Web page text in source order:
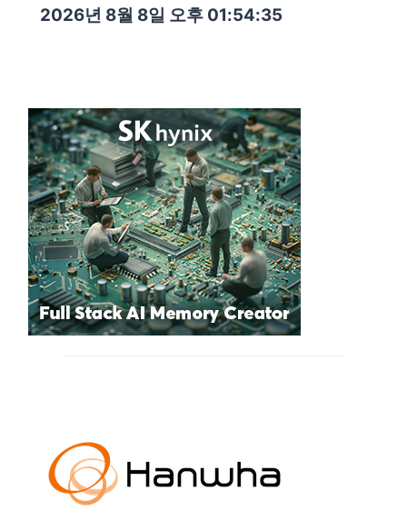
2026년 8월 8일 오후 01:54:37